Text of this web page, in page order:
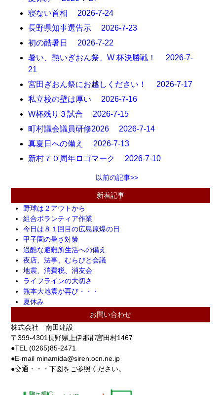
寝ない首相 2026-7-24
長野県知事選告示 2026-7-23
初の酷暑日 2026-7-22
暑い、熱いぎおん祭、W 杯決勝戦！ 2026-7-
21
宮田ぎおん祭にお越しください！ 2026-7-17
私立校の壁は厚い 2026-7-16
W杯残り３試合 2026-7-15
町村議会議員研修2026 2026-7-14
真夏日への備え 2026-7-13
新村７０周年ロゴマーク 2026-7-10
以前の記事>>
新着記事
野球は２アウトから
組合ボランティア作業
今日は８１回目の広島原爆の日
甲子園の暑さ対策
過酷な避難所生活への備え
夜店、法事、むらびと会議
地震、消費税、消友会
ライフラインの大切さ
熊本大地震が再び・・・
夏休み
お問い合わせ
株式会社 南田建設
〒399-4301長野県上伊那郡宮田村1467
●TEL (0265)85-2471
●E-mail minamida@siren.ocn.ne.jp
●交通・・・下図をご参照ください。